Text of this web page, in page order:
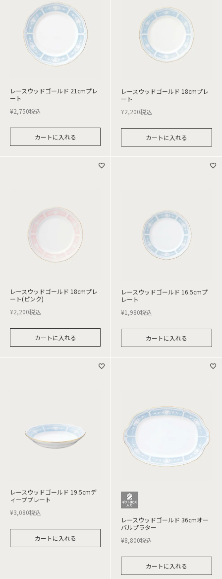
レースウッドゴールド 21cmプレ
ート
¥2,750税込
カートに入れる
レースウッドゴールド 18cmプレ
ート
¥2,200税込
カートに入れる
レースウッドゴールド 18cmプレ
ート(ピンク)
¥2,200税込
カートに入れる
レースウッドゴールド 16.5cmプ
レート
¥1,980税込
カートに入れる
レースウッドゴールド 19.5cmデ
ィーププレート
¥3,080税込
カートに入れる
レースウッドゴールド 36cmオー
バルプラター
¥8,800税込
カートに入れる